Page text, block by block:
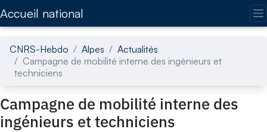
Accueil national
CNRS-Hebdo Alpes
Actualités
Campagne de mobilité interne des ingénieurs et
techniciens
Campagne de mobilité interne des
ingénieurs et techniciens